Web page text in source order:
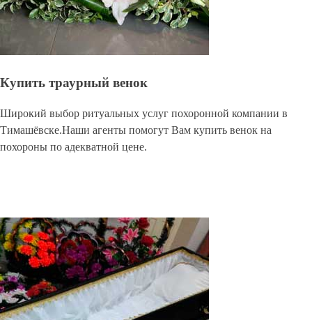
Купить траурный венок
Широкий выбор ритуальных услуг похоронной компании в
Тимашёвске.Наши агенты помогут Вам купить венок на
похороны по адекватной цене.